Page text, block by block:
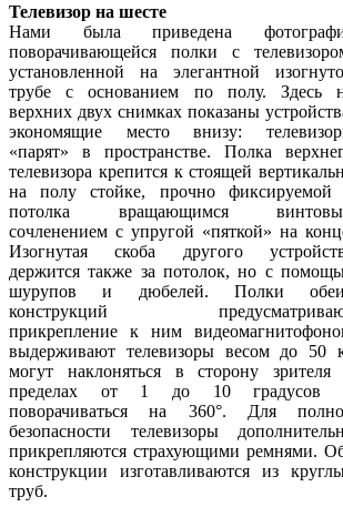
Телевизор на шесте
Нами была приведена
поворачивающейся полки с
установленной на элегантной
трубе с основанием по полу. Здесь
верхних двух снимках показаны
экономящие место внизу:
«парят» в пространстве. Полка
телевизора крепится к стоящей
на полу стойке, прочно фиксируемой
потолка вращающимся
сочленением с упругой «пяткой» на
Изогнутая скоба другого
держится также за потолок, но с
шурупов и дюбелей. Полки
конструкций
прикрепление к ним
выдерживают телевизоры весом до 50
могут наклоняться в сторону зрителя
пределах от 1 до 10 градусов
поворачиваться на 360°. Для
безопасности телевизоры
прикрепляются страхующими ремнями.
конструкции изготавливаются из
труб.